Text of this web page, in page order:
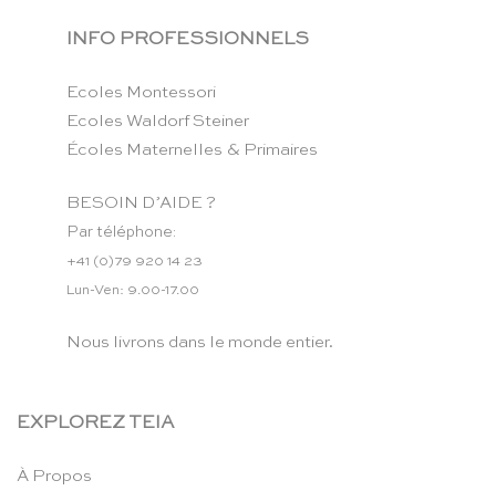
INFO PROFESSIONNELS
Ecoles Montessori
Ecoles Waldorf Steiner
Écoles Maternelles & Primaires
BESOIN D’AIDE ?
Par téléphone:
+41 (0)79 920 14 23
Lun-Ven: 9.00-17.00
Nous livrons dans le monde entier.
EXPLOREZ TEIA
À Propos